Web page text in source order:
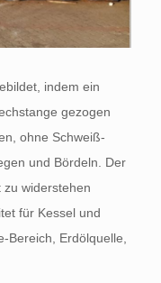
indem ein
gezogen
ohne Schweiß-
und Bördeln. Der
widerstehen
für Kessel und
Bereich, Erdölquelle,